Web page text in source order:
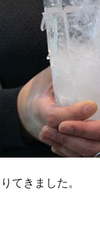
てきました。